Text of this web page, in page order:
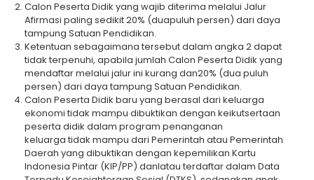
Calon Peserta Didik yang wajib diterima melalui Jalur
Afirmasi paling sedikit 20% (duapuluh persen) dari daya
tampung Satuan Pendidikan.
Ketentuan sebagaimana tersebut dalam angka 2 dapat
tidak terpenuhi, apabila jumlah Calon Peserta Didik yang
mendaftar melalui jalur ini kurang dan20% (dua puluh
persen) dari daya tampung Satuan Pendidikan.
Calon Peserta Didik baru yang berasal dari keluarga
ekonomi tidak mampu dibuktikan dengan keikutsertaan
peserta didik dalam program penanganan
keluarga tidak mampu dari Pemerintah atau Pemerintah
Daerah yang dibuktikan dengan kepemilikan Kartu
Indonesia Pintar (KIP/PP) danlatau terdaftar dalam Data